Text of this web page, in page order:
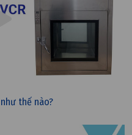
thế nào?